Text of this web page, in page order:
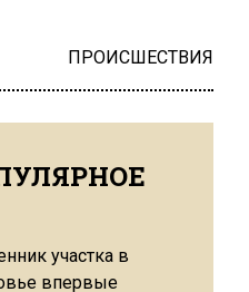
ПРОИСШЕСТВИЯ